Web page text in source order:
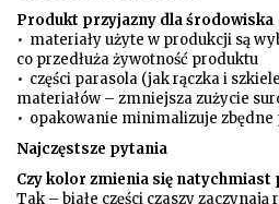
Produkt przyjazny dla środowiska
• materiały użyte w produkcji są
co przedłuża żywotność produktu
• części parasola (jak rączka i
materiałów – zmniejsza zużycie
• opakowanie minimalizuje
Najczęstsze pytania
Czy kolor zmienia się natychmiast
Tak – białe części czaszy